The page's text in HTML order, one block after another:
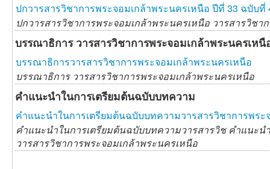
ปกวารสารวิชาการพระจอมเกล้าพระนครเหนือ ปีที่ 33 ฉบับที่
ปกวารสารวิชาการพระจอมเกล้าพระนครเหนือ วารสารวิชา
บรรณาธิการ วารสารวิชาการพระจอมเกล้าพระนครเหนื
บรรณาธิการวารสารวิชาการพระจอมเกล้าพระนครเหนือ
บรรณาธิการ วารสารวิชาการพระจอมเกล้าพระนครเหนือ
คำแนะนำในการเตรียมต้นฉบับบทความ
คำแนะนำในการเตรียมต้นฉบับบทความวารสารวิชาการพระ
คำแนะนำในการเตรียมต้นฉบับบทความวารสารวิช คำแนะ
วารสารวิชาการพระจอมเกล้าพระนครเหนือ